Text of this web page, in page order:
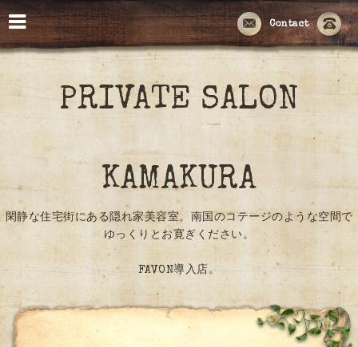
Contact
PRIVATE SALON
KAMAKURA
閑静な住宅街にある隠れ家美容室。南国のコテージのような空間で
ゆっくりとお寛ぎください。
FAVON導入店。